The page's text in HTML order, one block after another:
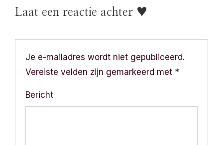
Laat een reactie achter ♥
Je e-mailadres wordt niet gepubliceerd.
Vereiste velden zijn gemarkeerd met *
Bericht